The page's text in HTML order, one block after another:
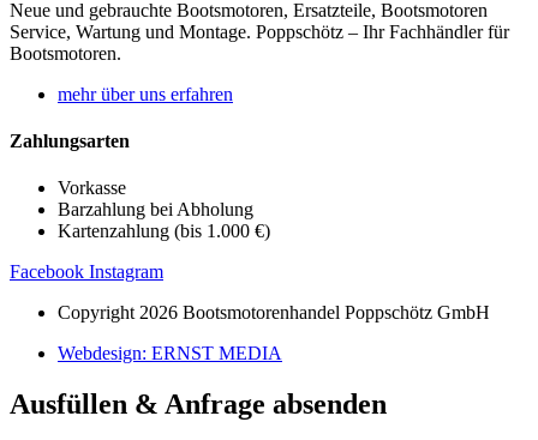
Neue und gebrauchte Bootsmotoren, Ersatzteile, Bootsmotoren
Service, Wartung und Montage. Poppschötz – Ihr Fachhändler für
Bootsmotoren.
mehr über uns erfahren
Zahlungsarten
Vorkasse
Barzahlung bei Abholung
Kartenzahlung (bis 1.000 €)
Facebook Instagram
Copyright 2026 Bootsmotorenhandel Poppschötz GmbH
Webdesign: ERNST MEDIA
Ausfüllen & Anfrage absenden